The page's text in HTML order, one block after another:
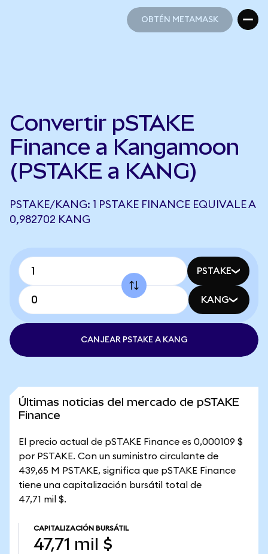
OBTÉN METAMASK
Convertir pSTAKE
Finance a Kangamoon
(PSTAKE a KANG)
PSTAKE/KANG: 1 PSTAKE FINANCE EQUIVALE A
0,982702 KANG
PSTAKE
KANG
CANJEAR PSTAKE A KANG
Últimas noticias del mercado de pSTAKE
Finance
El precio actual de pSTAKE Finance es 0,000109 $
por PSTAKE. Con un suministro circulante de
439,65 M PSTAKE, significa que pSTAKE Finance
tiene una capitalización bursátil total de
47,71 mil $.
CAPITALIZACIÓN BURSÁTIL
47,71 mil $